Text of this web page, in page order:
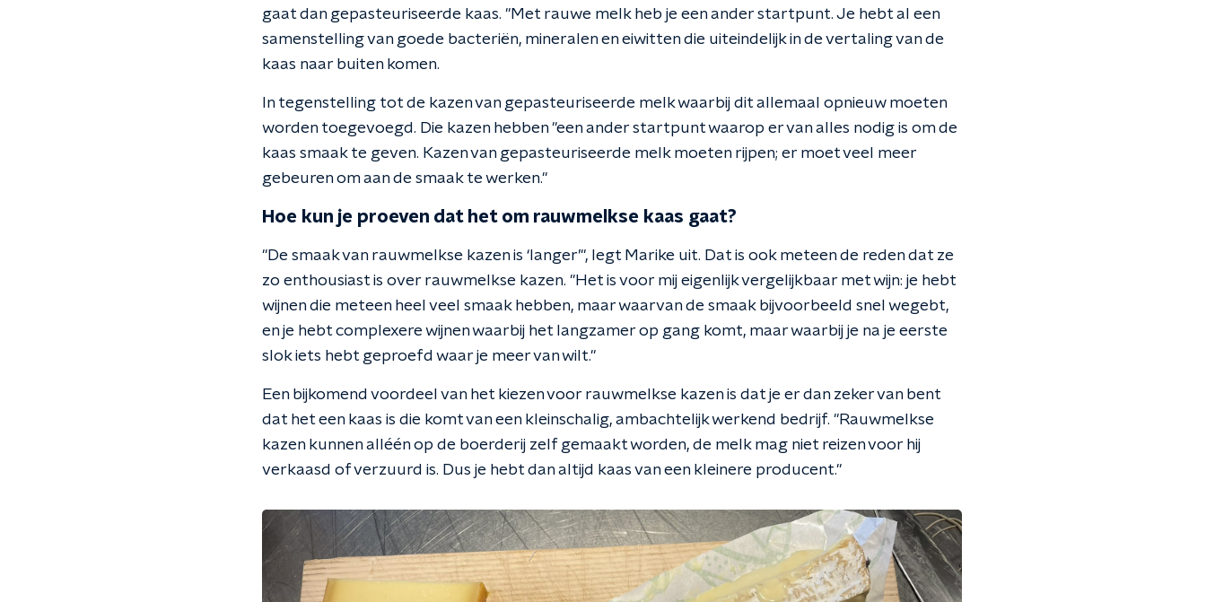
gaat dan gepasteuriseerde kaas. "Met rauwe melk heb je een ander startpunt. Je hebt al een
samenstelling van goede bacteriën, mineralen en eiwitten die uiteindelijk in de vertaling van de
kaas naar buiten komen.
In tegenstelling tot de kazen van gepasteuriseerde melk waarbij dit allemaal opnieuw moeten
worden toegevoegd. Die kazen hebben "een ander startpunt waarop er van alles nodig is om de
kaas smaak te geven. Kazen van gepasteuriseerde melk moeten rijpen; er moet veel meer
gebeuren om aan de smaak te werken."
Hoe kun je proeven dat het om rauwmelkse kaas gaat?
"De smaak van rauwmelkse kazen is ‘langer’", legt Marike uit. Dat is ook meteen de reden dat ze
zo enthousiast is over rauwmelkse kazen. "Het is voor mij eigenlijk vergelijkbaar met wijn: je hebt
wijnen die meteen heel veel smaak hebben, maar waarvan de smaak bijvoorbeeld snel wegebt,
en je hebt complexere wijnen waarbij het langzamer op gang komt, maar waarbij je na je eerste
slok iets hebt geproefd waar je meer van wilt."
Een bijkomend voordeel van het kiezen voor rauwmelkse kazen is dat je er dan zeker van bent
dat het een kaas is die komt van een kleinschalig, ambachtelijk werkend bedrijf. "Rauwmelkse
kazen kunnen alléén op de boerderij zelf gemaakt worden, de melk mag niet reizen voor hij
verkaasd of verzuurd is. Dus je hebt dan altijd kaas van een kleinere producent."